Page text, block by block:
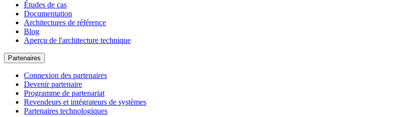
Études de cas
Documentation
Architectures de référence
Blog
Aperçu de l'architecture technique
Partenaires
Connexion des partenaires
Devenir partenaire
Programme de partenariat
Revendeurs et intégrateurs de systèmes
Partenaires technologiques